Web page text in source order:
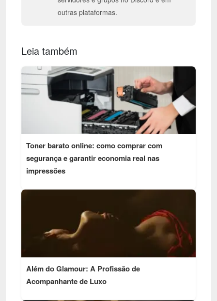
outras plataformas.
Leia também
Toner barato online: como comprar com
segurança e garantir economia real nas
impressões
Além do Glamour: A Profissão de
Acompanhante de Luxo